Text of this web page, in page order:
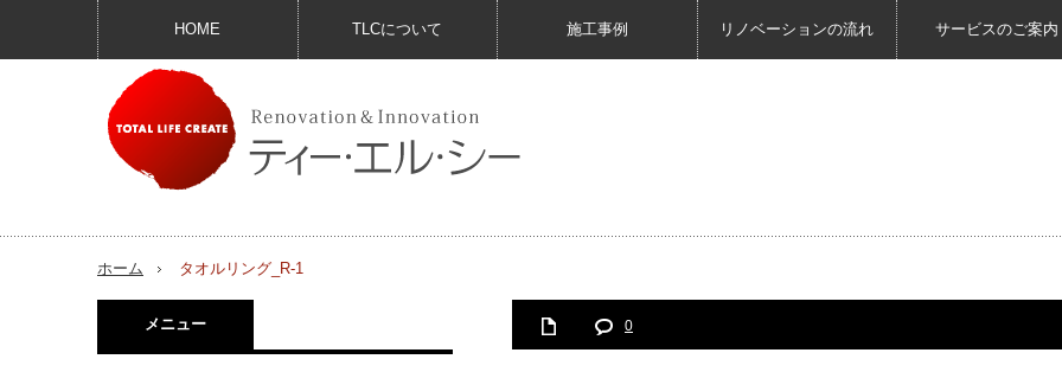
HOME TLCについて 施工事例 リノベーションの流れ サービスのご案内
ホーム タオルリング_R-1
0
メニュー